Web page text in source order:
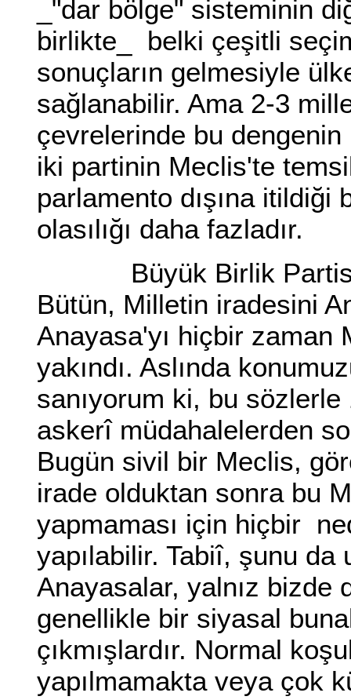
_"dar bölge" sisteminin
birlikte_ belki çeşitli
sonuçların gelmesiyle
sağlanabilir. Ama 2-3
çevrelerinde bu
iki partinin Meclis'te
parlamento dışına itildiği
olasılığı daha fazladır.
Büyük Birlik Partisi
Bütün, Milletin iradesini
Anayasa'yı hiçbir zaman
yakındı. Aslında
sanıyorum ki, bu sözlerle
askerî müdahalelerden
Bugün sivil bir Meclis,
irade olduktan sonra bu
yapmaması için hiçbir
yapılabilir. Tabiî, şunu
Anayasalar, yalnız bizde
genellikle bir siyasal
çıkmışlardır. Normal
yapılmamakta veya çok